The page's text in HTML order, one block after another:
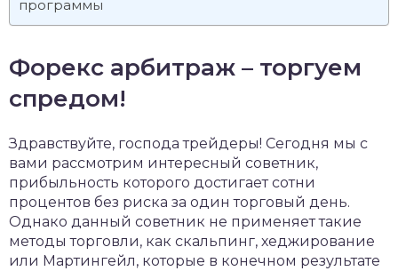
программы
Форекс арбитраж – торгуем
спредом!
Здравствуйте, господа трейдеры! Сегодня мы с
вами рассмотрим интересный советник,
прибыльность которого достигает сотни
процентов без риска за один торговый день.
Однако данный советник не применяет такие
методы торговли, как скальпинг, хеджирование
или Мартингейл, которые в конечном результате